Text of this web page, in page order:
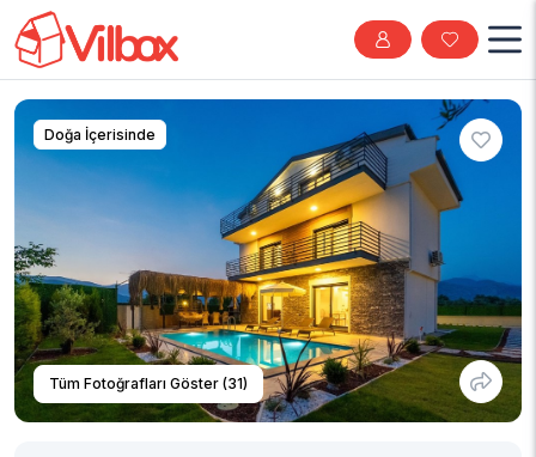
Tüm Fotoğrafları Göster (31)
Doğa İçerisinde